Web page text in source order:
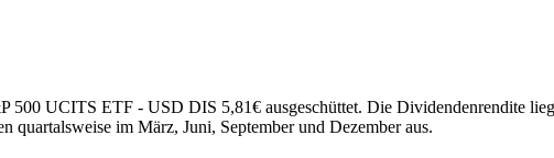
500 UCITS ETF - USD DIS 5,81€ ausgeschüttet. Die Dividendenrendite
quartalsweise im März, Juni, September und Dezember aus.